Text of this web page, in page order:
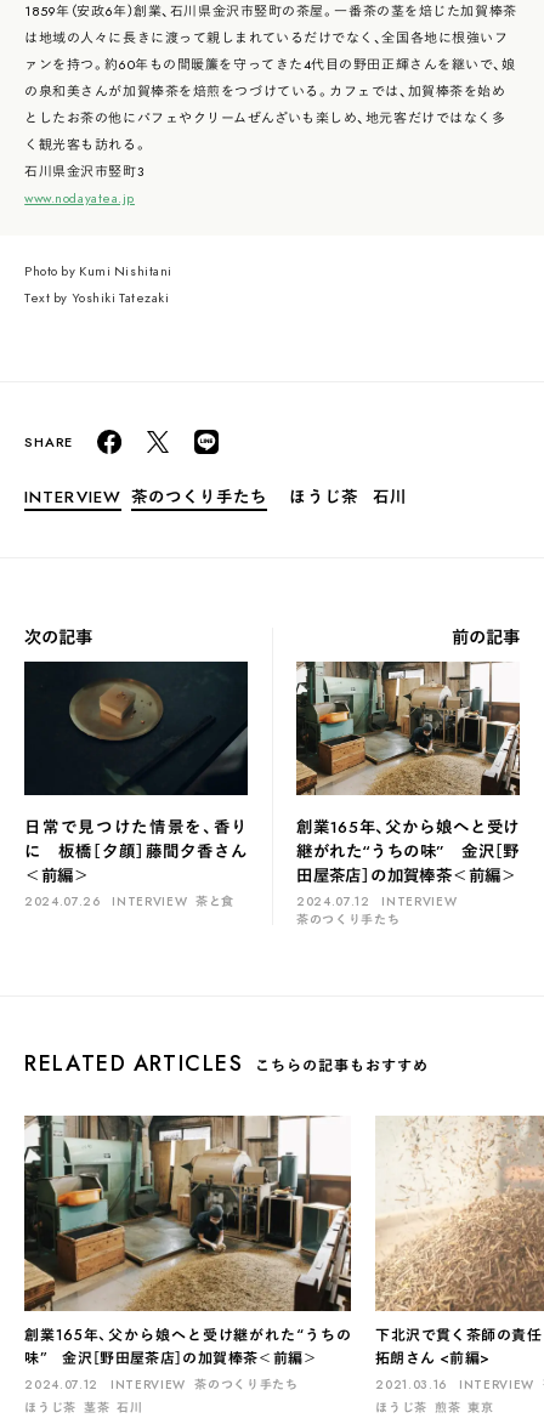
1859年（安政6年）創業、石川県金沢市竪町の茶屋。一番茶の茎を焙じた加賀棒茶
は地域の人々に長きに渡って親しまれているだけでなく、全国各地に根強いフ
ァンを持つ。約60年もの間暖簾を守ってきた4代目の野田正輝さんを継いで、娘
の泉和美さんが加賀棒茶を焙煎をつづけている。カフェでは、加賀棒茶を始め
としたお茶の他にパフェやクリームぜんざいも楽しめ、地元客だけではなく多
く観光客も訪れる。
石川県金沢市竪町3
www.nodayatea.jp
Photo by Kumi Nishitani
Text by Yoshiki Tatezaki
INTERVIEW 茶のつくり手たち ほうじ茶 石川
次の記事
日常で見つけた情景を、香り
に 板橋［夕顔］藤間夕香さん
＜前編＞
2024.07.26 INTERVIEW 茶と食
前の記事
創業165年、父から娘へと受け
継がれた“うちの味” 金沢［野
田屋茶店］の加賀棒茶＜前編＞
2024.07.12
INTERVIEW
茶のつくり手たち
RELATED ARTICLES こちらの記事もおすすめ
創業165年、父から娘へと受け継がれた“うちの
味” 金沢［野田屋茶店］の加賀棒茶＜前編＞
2024.07.12 INTERVIEW 茶のつくり手たち
ほうじ茶 茎茶 石川
下北沢で貫く茶師の責
拓朗さん <前編>
2021.03.16 INTERVIEW
ほうじ茶 煎茶 東京